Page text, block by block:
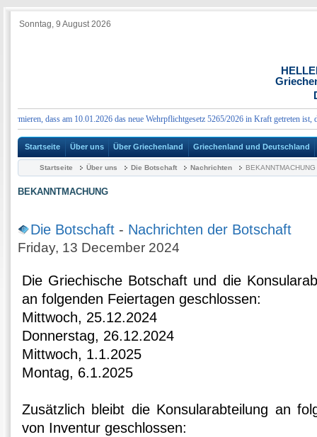
Sonntag, 9 August 2026
dass am 10.01.2026 das neue Wehrpflichtgesetz 5265/2026 in Kraft getreten ist,
Startseite Über uns Über Griechenland Griechenland und Deutschland
Startseite Über uns Die Botschaft Nachrichten BEKANNTMACHUNG
BEKANNTMACHUNG
Die Botschaft - Nachrichten der Botschaft
Friday, 13 December 2024
Die Griechische Botschaft und die
an folgenden Feiertagen geschlossen:
Mittwoch, 25.12.2024
Donnerstag, 26.12.2024
Mittwoch, 1.1.2025
Montag, 6.1.2025
Zusätzlich bleibt die Konsularabteilung an
von Inventur geschlossen: